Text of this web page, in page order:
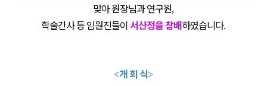
맞아 원장님과 연구원,
학술간사 등 임원진들이 서산정을 참배하였습니다.
<개 회 식>